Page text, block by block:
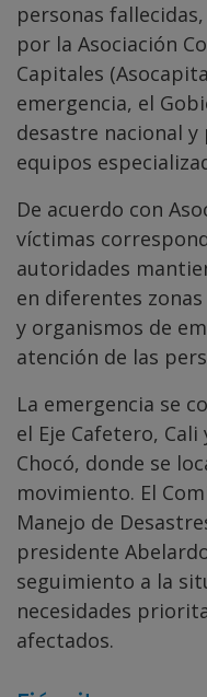
personas
por la Asociación
Capitales
emergencia, el
desastre nacional
equipos
De acuerdo con
víctimas
autoridades
en diferentes
y organismos de
atención de las
La emergencia se
el Eje Cafetero,
Chocó, donde se
movimiento. El
Manejo de
presidente
seguimiento a la
necesidades
afectados.